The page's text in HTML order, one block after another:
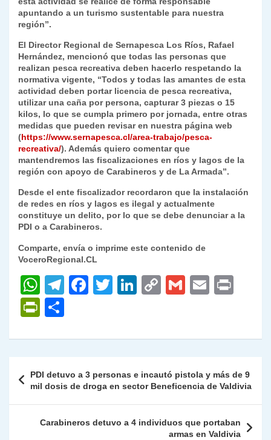
apuntando a un turismo sustentable para nuestra
región”.
El Director Regional de Sernapesca Los Ríos, Rafael
Hernández, mencionó que todas las personas que
realizan pesca recreativa deben hacerlo respetando la
normativa vigente, “Todos y todas las amantes de esta
actividad deben portar licencia de pesca recreativa,
utilizar una caña por persona, capturar 3 piezas o 15
kilos, lo que se cumpla primero por jornada, entre otras
medidas que pueden revisar en nuestra página web
(https://www.sernapesca.cl/area-trabajo/pesca-
recreativa/). Además quiero comentar que
mantendremos las fiscalizaciones en ríos y lagos de la
región con apoyo de Carabineros y de La Armada”.
Desde el ente fiscalizador recordaron que la instalación
de redes en ríos y lagos es ilegal y actualmente
constituye un delito, por lo que se debe denunciar a la
PDI o a Carabineros.
Comparte, envía o imprime este contenido de
VoceroRegional.CL
W
h
at
s
p
p
T
gr
m
F
e
o
o
k
T
er
Li
e
n
C
y
n
k
G
l
E
l
P
nt
Fr
ie
n
dl
m
ar
tir
de
entradas
PDI detuvo a 3 personas e incautó pistola y más de 9
mil dosis de droga en sector Beneficencia de Valdivia
Carabineros detuvo a 4 individuos que portaban
armas en Valdivia